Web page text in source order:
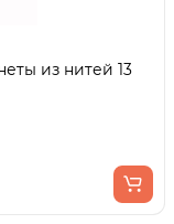
из нитей 13